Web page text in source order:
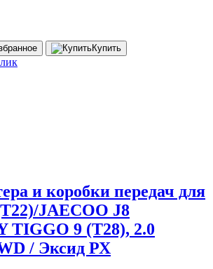
Купить
и коробки передач для
JAECOO J8
TIGGO 9 (T28), 2.0
/ Эксид РХ